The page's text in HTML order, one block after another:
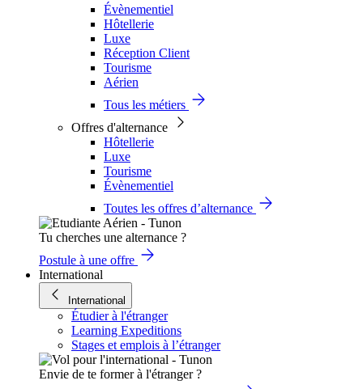
Évènementiel
Hôtellerie
Luxe
Réception Client
Tourisme
Aérien
Tous les métiers
Offres d'alternance
Hôtellerie
Luxe
Tourisme
Évènementiel
Toutes les offres d’alternance
Tu cherches une alternance ?
Postule à une offre
International
International
Étudier à l'étranger
Learning Expeditions
Stages et emplois à l’étranger
Envie de te former à l'étranger ?